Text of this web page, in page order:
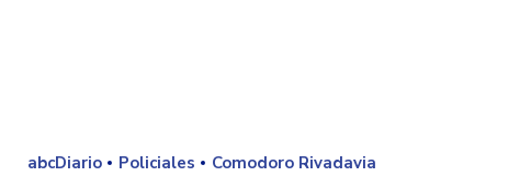
abcDiario Policiales Comodoro Rivadavia